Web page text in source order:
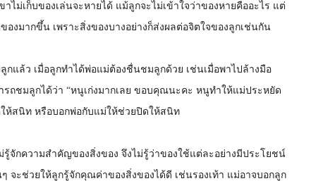
ไม่เก็บของเล่นจะหายได้ แม้ลูกจะไม่เข้าใจว่าของหายคืออะไร แต่
องมากขึ้น เพราะสิ่งของบางอย่างก็ส่งผลต่อจิตใจของลูกเช่นกัน
กแล้ว เมื่อลูกทำได้พ่อแม่ต้องชื่นชมลูกด้วย เช่นเมื่อพาไปล้างมือ
ถชมลูกได้ว่า “หนูเก่งมากเลย ขอบคุณนะคะ หนูทำให้แม่ประหยัด
ให้สนิท หรือบอกพ่อกับแม่ให้ช่วยปิดให้สนิท
รู้จักความสำคัญของสิ่งของ จึงไม่รู้ว่าของใช้แต่ละอย่างมีประโยชน์
จะช่วยให้ลูกรู้จักคุณค่าของสิ่งของได้ดี เช่นรองเท้า แม่อาจบอกลูก